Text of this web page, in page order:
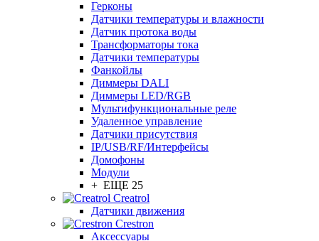
Герконы
Датчики температуры и влажности
Датчик протока воды
Трансформаторы тока
Датчики температуры
Фанкойлы
Диммеры DALI
Диммеры LED/RGB
Мультифункциональные реле
Удаленное управление
Датчики присутствия
IP/USB/RF/Интерфейсы
Домофоны
Модули
+ ЕЩЕ 25
Creatrol
Датчики движения
Crestron
Аксессуары